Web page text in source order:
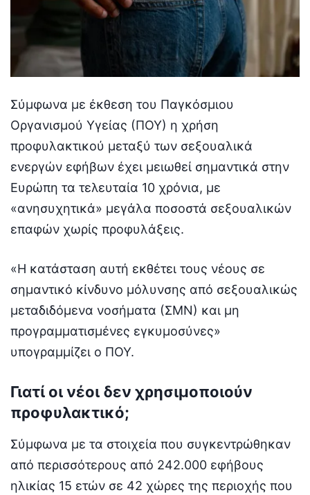
Σύμφωνα με έκθεση του Παγκόσμιου
Οργανισμού Υγείας (ΠΟΥ) η χρήση
προφυλακτικού μεταξύ των σεξουαλικά
ενεργών εφήβων έχει μειωθεί σημαντικά στην
Ευρώπη τα τελευταία 10 χρόνια, με
«ανησυχητικά» μεγάλα ποσοστά σεξουαλικών
επαφών χωρίς προφυλάξεις.
«Η κατάσταση αυτή εκθέτει τους νέους σε
σημαντικό κίνδυνο μόλυνσης από σεξουαλικώς
μεταδιδόμενα νοσήματα (ΣΜΝ) και μη
προγραμματισμένες εγκυμοσύνες»
υπογραμμίζει ο ΠΟΥ.
Γιατί οι νέοι δεν χρησιμοποιούν
προφυλακτικό;
Σύμφωνα με τα στοιχεία που συγκεντρώθηκαν
από περισσότερους από 242.000 εφήβους
ηλικίας 15 ετών σε 42 χώρες της περιοχής που